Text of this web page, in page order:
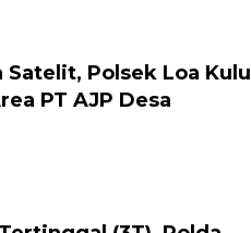
Satelit, Polsek Loa Kulu
PT AJP Desa